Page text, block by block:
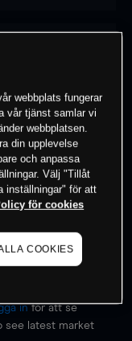
i detta
inför att se
see latest market
webbplats fungerar
vår tjänst samlar vi
webbplatsen.
din upplevelse
och anpassa
Välj "Tillåt
inställningar" för att
för cookies
COOKIES